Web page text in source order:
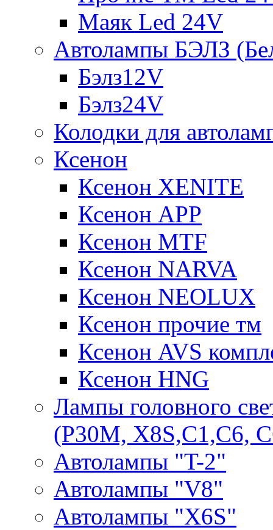
Маяк Led 24V
Автолампы БЭЛЗ
Бэлз12V
Бэлз24V
Колодки для
Ксенон
Ксенон XENITE
Ксенон APP
Ксенон MTF
Ксенон NARVA
Ксенон NEOLUX
Ксенон прочие тм
Ксенон AVS
Ксенон HNG
Лампы головного
(P30M, X8S,С1,С6,
Автолампы "T-2"
Автолампы "V8"
Автолампы "X6S"